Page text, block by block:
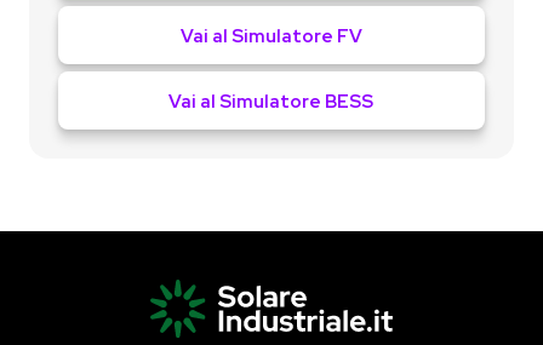
Vai al Simulatore FV
Vai al Simulatore BESS